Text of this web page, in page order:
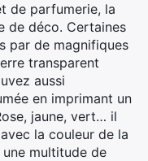
de parfumerie, la
de déco. Certaines
par de magnifiques
transparent
aussi
en imprimant un
jaune, vert… il
la couleur de la
multitude de